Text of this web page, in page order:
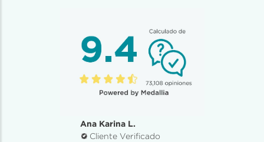
Ana Karina L.
Cliente Verificado